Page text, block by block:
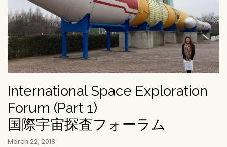
International Space Exploration
Forum (Part 1)
国際宇宙探査フォーラム
March 22, 2018